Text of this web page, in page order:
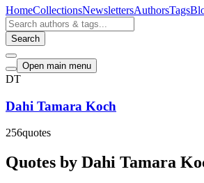
HomeCollectionsNewslettersAuthorsTags
Search
Open main menu
DT
Dahi Tamara Koch
256quotes
Quotes by Dahi Tamara